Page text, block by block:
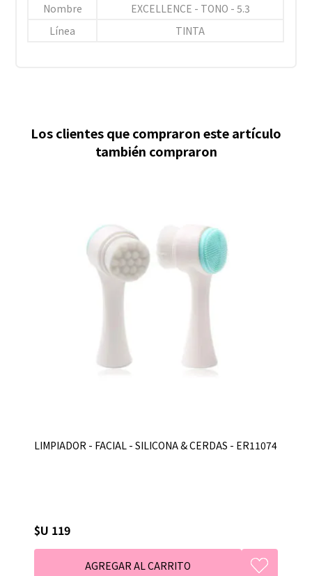
Nombre
EXCELLENCE - TONO - 5.3
Línea
TINTA
Los clientes que compraron este artículo
también compraron
LIMPIADOR - FACIAL - SILICONA & CERDAS - ER11074
$U 119